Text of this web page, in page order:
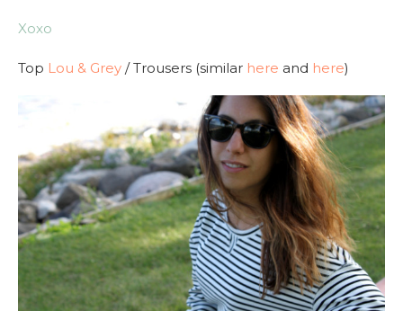
Xoxo
Top Lou & Grey / Trousers (similar here and here)